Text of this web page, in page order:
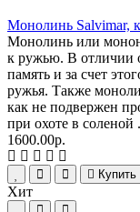
Монолинь Salvimar,
Монолинь или
к ружью. В отличии
память и за счет
ружья. Также
как не подвержен
при охоте в соленой
1600.00р.
Купить
Хит